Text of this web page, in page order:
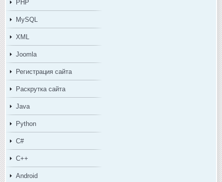
PHP
MySQL
XML
Joomla
Регистрация сайта
Раскрутка сайта
Java
Python
C#
C++
Android